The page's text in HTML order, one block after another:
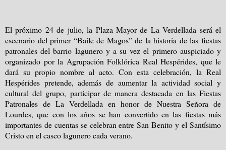
El próximo 24 de julio, la Plaza Mayor de La Verdellada será el
escenario del primer “Baile de Magos” de la historia de las fiestas
patronales del barrio lagunero y a su vez el primero auspiciado y
organizado por la Agrupación Folklórica Real Hespérides, que le
dará su propio nombre al acto. Con esta celebración, la Real
Hespérides pretende, además de aumentar la actividad social y
cultural del grupo, participar de manera destacada en las Fiestas
Patronales de La Verdellada en honor de Nuestra Señora de
Lourdes, que con los años se han convertido en las fiestas más
importantes de cuentas se celebran entre San Benito y el Santísimo
Cristo en el casco lagunero cada verano.